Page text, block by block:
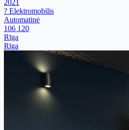
2021
? Elektromobilis
Automatinė
106 120
Rīga
Rīga